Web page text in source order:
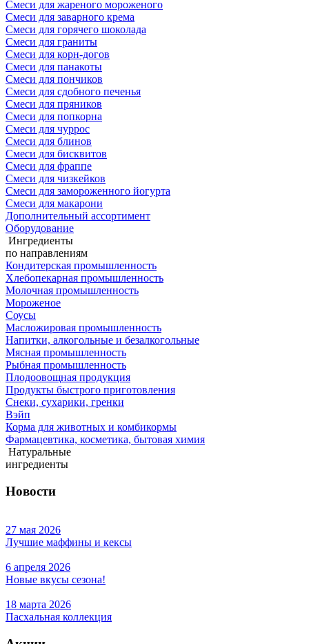
Смеси для жареного мороженого
Смеси для заварного крема
Смеси для горячего шоколада
Смеси для граниты
Смеси для корн-догов
Смеси для панакоты
Смеси для пончиков
Смеси для сдобного печенья
Смеси для пряников
Смеси для попкорна
Смеси для чуррос
Смеси для блинов
Смеси для бисквитов
Смеси для фраппе
Смеси для чизкейков
Смеси для замороженного йогурта
Смеси для макарони
Дополнительный ассортимент
Оборудование
Ингредиенты
по направлениям
Кондитерская промышленность
Хлебопекарная промышленность
Молочная промышленность
Мороженое
Соусы
Масложировая промышленность
Напитки, алкогольные и безалкогольные
Мясная промышленность
Рыбная промышленность
Плодоовощная продукция
Продукты быстрого приготовления
Снеки, сухарики, гренки
Вэйп
Корма для животных и комбикормы
Фармацевтика, косметика, бытовая химия
Натуральные
ингредиенты
Новости
27 мая 2026
Лучшие маффины и кексы
6 апреля 2026
Новые вкусы сезона!
18 марта 2026
Пасхальная коллекция